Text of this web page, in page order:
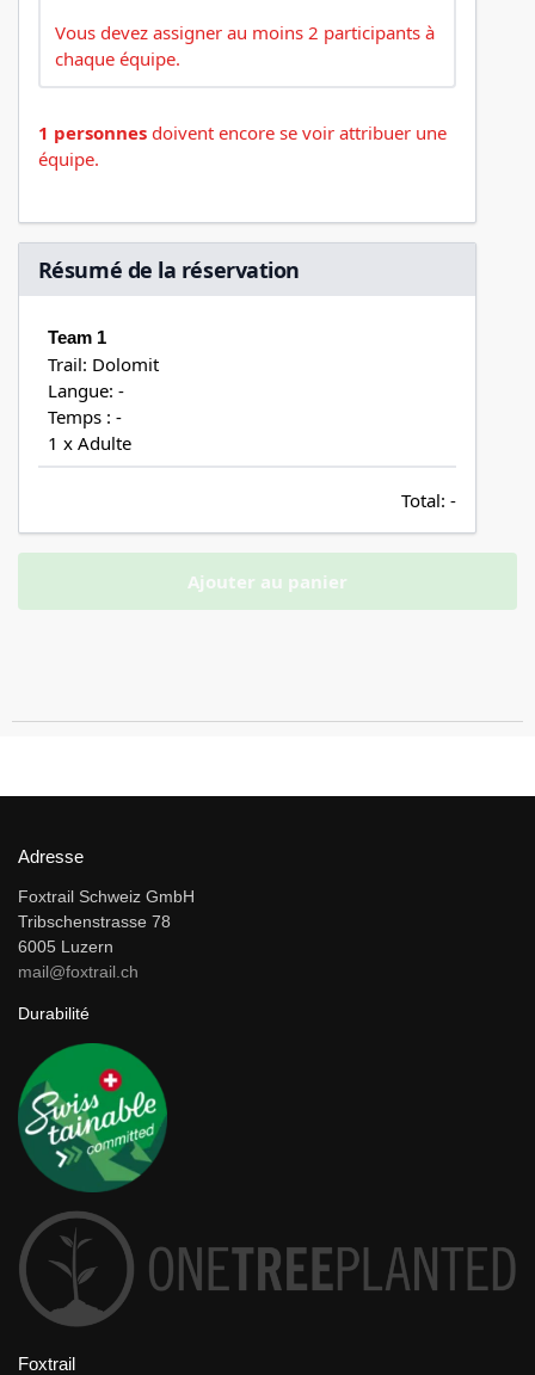
Vous devez assigner au moins 2 participants à
chaque équipe.
1 personnesdoivent encore se voir attribuer une
équipe.
Résumé de la réservation
Team 1
Trail: Dolomit
Langue: -
Temps : -
1 x Adulte
Total: -
Ajouter au panier
Adresse
Foxtrail Schweiz GmbH
Tribschenstrasse 78
6005 Luzern
mail@foxtrail.ch
Durabilité
Foxtrail